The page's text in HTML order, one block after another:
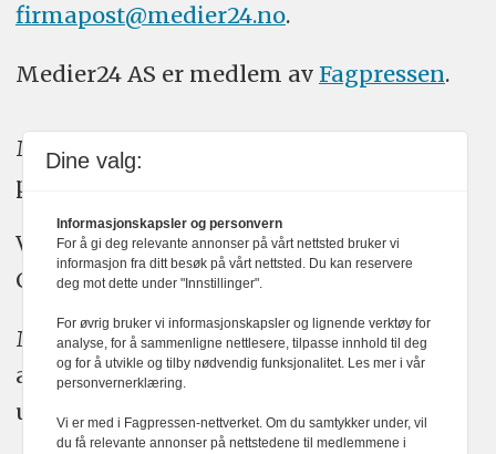
firmapost@medier24.no.
Medier24 AS er medlem av Fagpressen.
Medier24 arbeider etter Vær Varsom-
plakatens regler for god presseskikk.
Vi bruker KI-verktøy som ChatGPT,
Claude, og Gemini i journalistikken vår.
Medier24s redaksjon har alltid det fulle
ansvar for publisert innhold, med eller
uten bruk av kunstig intelligens.
Dine valg:
Informasjonskapsler og personvern
For å gi deg relevante annonser på vårt nettsted bruker vi
informasjon fra ditt besøk på vårt nettsted. Du kan reservere
deg mot dette under "Innstillinger".
For øvrig bruker vi informasjonskapsler og lignende verktøy for
analyse, for å sammenligne nettlesere, tilpasse innhold til deg
og for å utvikle og tilby nødvendig funksjonalitet. Les mer i vår
personvernerklæring.
Vi er med i Fagpressen-nettverket. Om du samtykker under, vil
du få relevante annonser på nettstedene til medlemmene i